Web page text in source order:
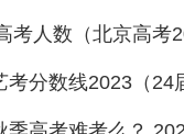
一出题并统一组织
”，是广东省为省
考人数（北京高考